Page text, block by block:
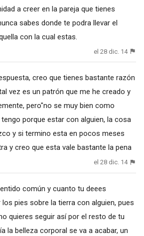
a creer en la pareja que tienes
sabes donde te podra llevar el
con la cual estas.
el 28 dic. 14
creo que tienes bastante razón
vez es un patrón que me he creado y
pero"no se muy bien como
porque estar con alguien, la cosa
y si termino esta en pocos meses
y creo que esta vale bastante la pena
el 28 dic. 14
común y cuanto tu deees
pies sobre la tierra con alguien, pues
quieres seguir así por el resto de tu
la belleza corporal se va a acabar, un